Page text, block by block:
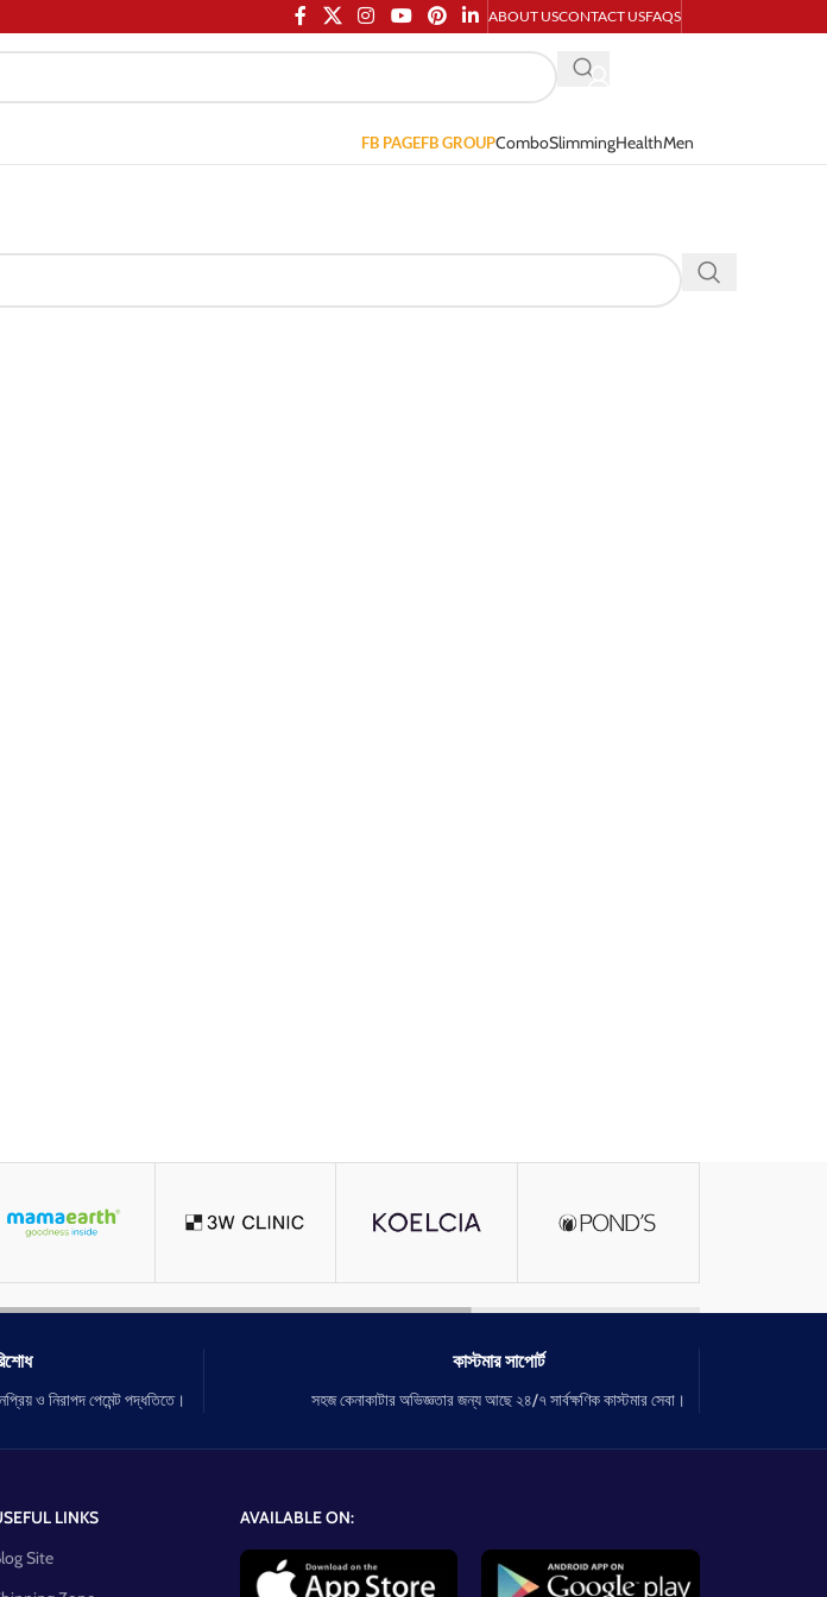
ABOUT USCONTACT USFAQS
FB PAGEFB GROUPComboSlimmingHealthMen
ও নিরাপদ পেমেন্ট পদ্ধতিতে।
কাস্টমার সাপোর্ট
সহজ কেনাকাটার অভিজ্ঞতার জন্য আছে ২৪/৭ সার্বক্ষণিক কাস্টমার সেবা।
LINKS
Site
AVAILABLE ON: